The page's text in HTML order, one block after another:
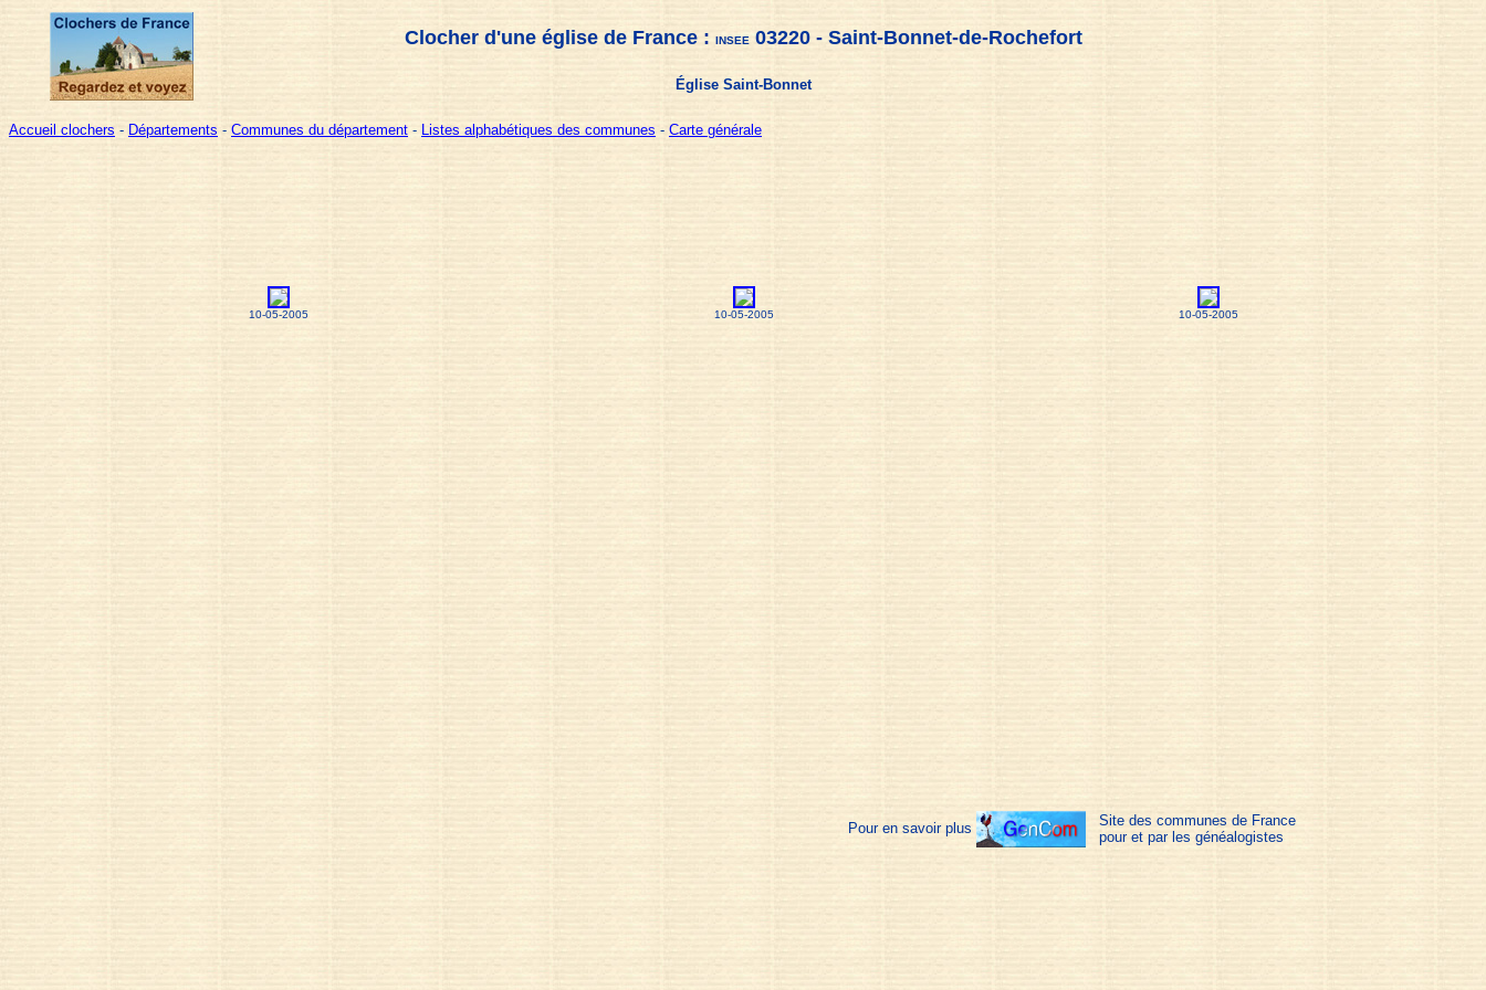
Clocher d'une église de France : INSEE 03220 - Saint-Bonnet-de-Rochefort
Église Saint-Bonnet
Accueil clochers - Départements - Communes du département - Listes alphabétiques des communes - Carte générale
10-05-2005 10-05-2005 10-05-2005
Pour en savoir plus
Site des communes de France
pour et par les généalogistes